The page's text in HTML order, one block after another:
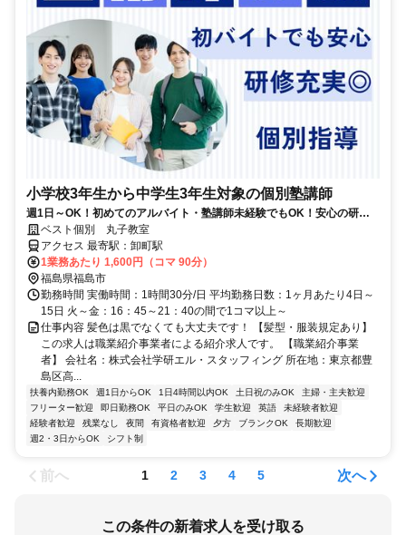
小学校3年生から中学生3年生対象の個別塾講師
週1日～OK！初めてのアルバイト・塾講師未経験でもOK！安心の研修
制度あり★
ベスト個別 丸子教室
アクセス 最寄駅：卸町駅
1業務あたり 1,600円（コマ 90分）
福島県福島市
勤務時間 実働時間：1時間30分/日 平均勤務日数：1ヶ月あたり4日～
15日 火～金：16：45～21：40の間で1コマ以上～
仕事内容 髪色は黒でなくても大丈夫です！ 【髪型・服装規定あり】
この求人は職業紹介事業者による紹介求人です。 【職業紹介事業
者】 会社名：株式会社学研エル・スタッフィング 所在地：東京都豊
島区高...
扶養内勤務OK 週1日からOK 1日4時間以内OK 土日祝のみOK
主婦・主夫歓迎
フリーター歓迎
即日勤務OK 平日のみOK 学生歓迎 英語
未経験者歓迎
経験者歓迎
残業なし 夜間 有資格者歓迎 夕方 ブランクOK
長期歓迎
週2・3日からOK
シフト制
前へ 1 2 3 4 5 次へ
この条件の新着求人を受け取る